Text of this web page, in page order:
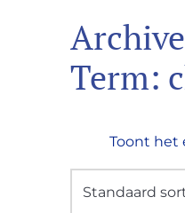
Term:
Toont het